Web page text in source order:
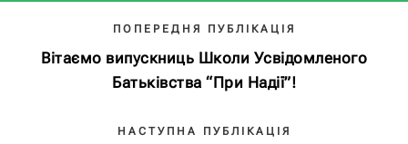
ПОПЕРЕДНЯ ПУБЛІКАЦІЯ
Вітаємо випускниць Школи Усвідомленого
Батьківства “При Надії”!
НАСТУПНА ПУБЛІКАЦІЯ